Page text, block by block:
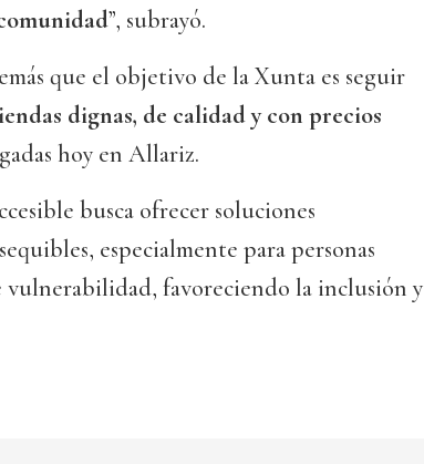
”, subrayó.
que el objetivo de la Xunta es seguir
dignas, de calidad y con precios
hoy en Allariz.
busca ofrecer soluciones
especialmente para personas
vulnerabilidad, favoreciendo la inclusión y